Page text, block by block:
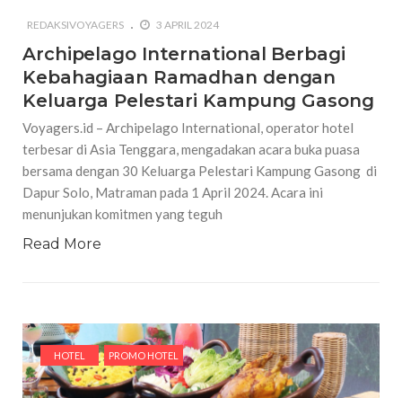
REDAKSIVOYAGERS 3 APRIL 2024
Archipelago International Berbagi
Kebahagiaan Ramadhan dengan
Keluarga Pelestari Kampung Gasong
Voyagers.id – Archipelago International, operator hotel
terbesar di Asia Tenggara, mengadakan acara buka puasa
bersama dengan 30 Keluarga Pelestari Kampung Gasong di
Dapur Solo, Matraman pada 1 April 2024. Acara ini
menunjukan komitmen yang teguh
Read More
HOTEL PROMO HOTEL